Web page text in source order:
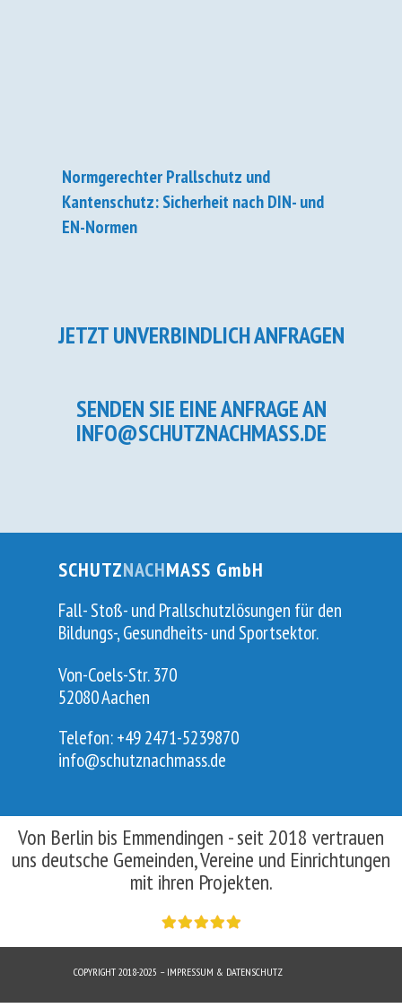
Normgerechter Prallschutz und
Kantenschutz: Sicherheit nach DIN- und
EN-Normen
JETZT UNVERBINDLICH ANFRAGEN
SENDEN SIE EINE ANFRAGE AN
INFO@SCHUTZNACHMASS.DE
SCHUTZNACHMASS GmbH
Fall- Stoß- und Prallschutzlösungen für den
Bildungs-, Gesundheits- und Sportsektor.
Von-Coels-Str. 370
52080 Aachen
Telefon: +49 2471-5239870
info@schutznachmass.de
Von Berlin bis Emmendingen - seit 2018 vertrauen
uns deutsche Gemeinden, Vereine und Einrichtungen
mit ihren Projekten.
COPYRIGHT 2018-2025 – IMPRESSUM & DATENSCHUTZ